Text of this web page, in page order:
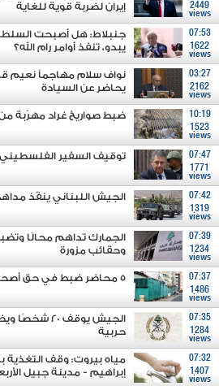
2449
views
إيران لضربة قوية للغاية
07:53
1622
views
جنبلاط: هل أصبحت السلطة
يبدو، تنفذ أوامر رام الله؟
03:27
2162
views
نواف سلام مهاجماً نعيم
يحاضر عن السيادة
10:19
1523
views
ضبط صواريخ غراد مهرّبة
07:47
1771
views
توقيف السفير
07:42
1319
views
الجيش اللبناني ينفّذ
07:39
1234
views
الجمارك تداهم محالًا
وحقائب مزورة
07:37
1486
views
5 محاضر ضبط في حق أصحاب مولدات مخالفين
07:35
1284
views
الجيش يوقف
حربية
07:32
1407
views
مياه بيروت: وقف التغذية
إبراهيم - مدينة جبيل